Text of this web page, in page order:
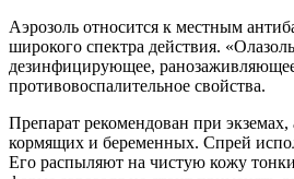
Аэрозоль относится к местным
широкого спектра действия.
дезинфицирующее,
противовоспалительное свойства.
Препарат рекомендован при
кормящих и беременных. Спрей
Его распыляют на чистую кожу